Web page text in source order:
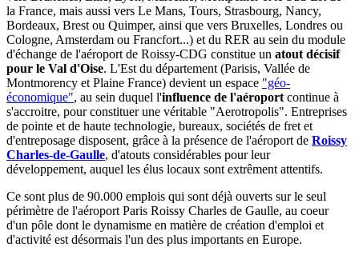
la France, mais aussi vers Le Mans, Tours, Strasbourg, Nancy,
Bordeaux, Brest ou Quimper, ainsi que vers Bruxelles, Londres ou
Cologne, Amsterdam ou Francfort...) et du RER au sein du module
d'échange de l'aéroport de Roissy-CDG constitue un atout décisif
pour le Val d'Oise. L'Est du département (Parisis, Vallée de
Montmorency et Plaine France) devient un espace "géo-
économique", au sein duquel l'influence de l'aéroport continue à
s'accroitre, pour constituer une véritable "Aerotropolis". Entreprises
de pointe et de haute technologie, bureaux, sociétés de fret et
d'entreposage disposent, grâce à la présence de l'aéroport de Roissy
Charles-de-Gaulle, d'atouts considérables pour leur
développement, auquel les élus locaux sont extrêment attentifs.
Ce sont plus de 90.000 emplois qui sont déjà ouverts sur le seul
périmètre de l'aéroport Paris Roissy Charles de Gaulle, au coeur
d'un pôle dont le dynamisme en matière de création d'emploi et
d'activité est désormais l'un des plus importants en Europe.